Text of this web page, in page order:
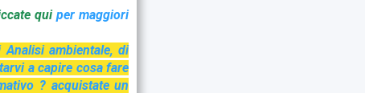
quiper maggiori
ambientale, di
a capire cosa fare
? acquistate un